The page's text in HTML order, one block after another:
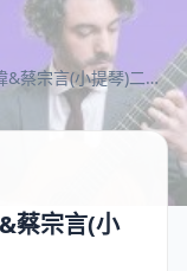
加布里耶・畢安可、林家瑋&蔡宗言(小提琴)二重奏
蔡宗言(小